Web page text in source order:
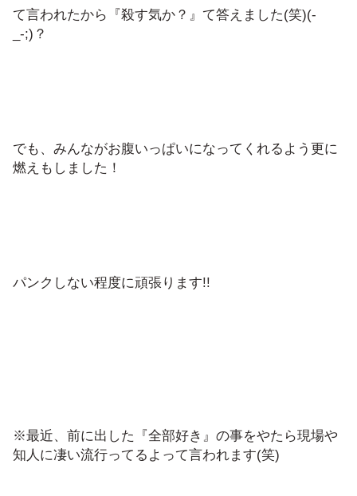
て言われたから『殺す気か？』て答えました(笑)(-
_-;)？
でも、みんながお腹いっぱいになってくれるよう更に
燃えもしました！
パンクしない程度に頑張ります!!
※最近、前に出した『全部好き』の事をやたら現場や
知人に凄い流行ってるよって言われます(笑)